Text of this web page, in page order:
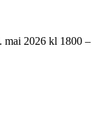
2026 kl 1800 –